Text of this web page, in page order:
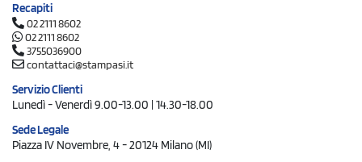
Recapiti
02 2111 8602
02 2111 8602
3755036900
contattaci@stampasi.it
Servizio Clienti
Lunedì - Venerdì 9.00-13.00 | 14.30-18.00
Sede Legale
Piazza IV Novembre, 4 - 20124 Milano (MI)